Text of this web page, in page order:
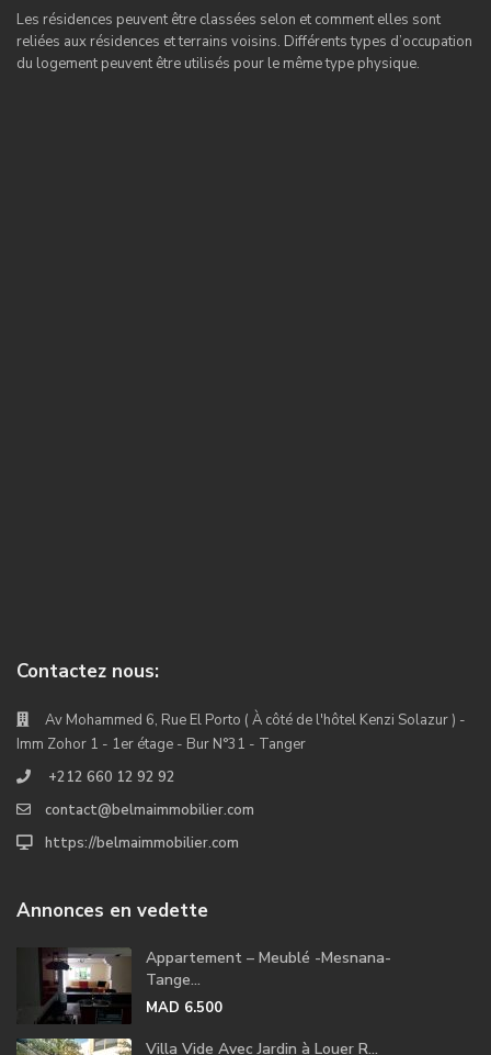
Les résidences peuvent être classées selon et comment elles sont
reliées aux résidences et terrains voisins. Différents types d’occupation
du logement peuvent être utilisés pour le même type physique.
Contactez nous:
Av Mohammed 6, Rue El Porto ( À côté de l'hôtel Kenzi Solazur ) -
Imm Zohor 1 - 1er étage - Bur N°31 - Tanger
+212 660 12 92 92
contact@belmaimmobilier.com
https://belmaimmobilier.com
Annonces en vedette
Appartement – Meublé -Mesnana-
Tange...
MAD 6.500
Villa Vide Avec Jardin à Louer R...